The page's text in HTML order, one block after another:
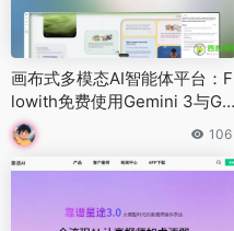
画布式多模态AI智能体平台：F
lowith免费使用Gemini 3与GP
T-5
106